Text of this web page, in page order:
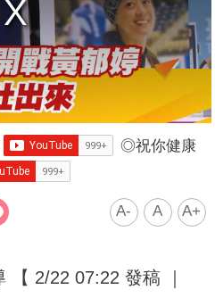
◎祝你健康
A- A A+
【 2/22 07:22 發稿 ｜